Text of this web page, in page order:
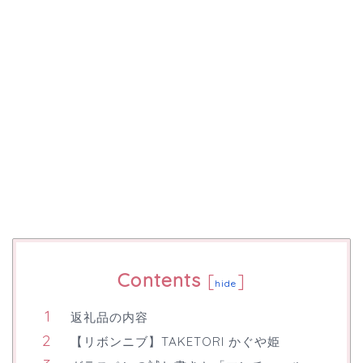
Contents [hide ]
返礼品の内容
【リボンニブ】TAKETORI かぐや姫